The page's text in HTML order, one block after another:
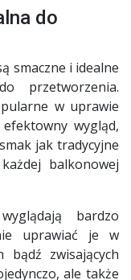
do
smaczne i idealne
przetworzenia.
w uprawie
wygląd,
jak tradycyjne
balkonowej
bardzo
uprawiać je w
bądź zwisających
ale także